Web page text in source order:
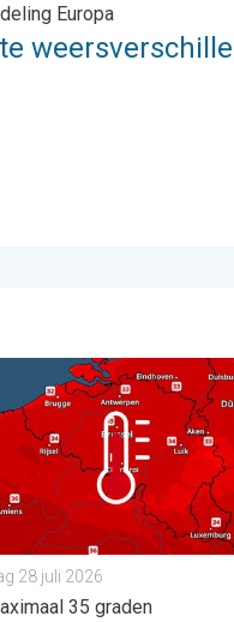
Europa
. . zaterdag 25 juli
bijna overal tropisch
28 juli 2026
35 graden